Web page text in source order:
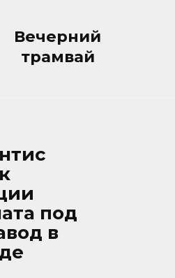
Вечерний
трамвай
под
в